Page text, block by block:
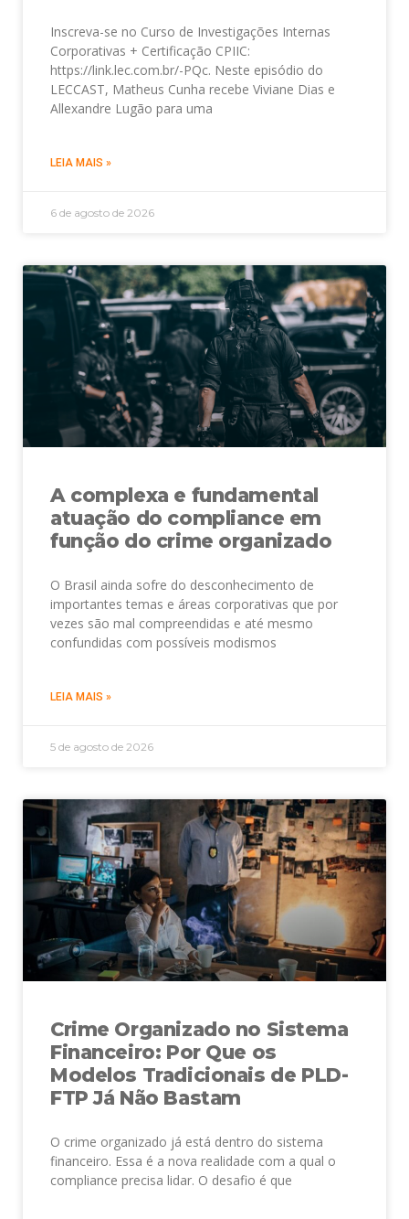
Inscreva-se no Curso de Investigações Internas
Corporativas + Certificação CPIIC:
https://link.lec.com.br/-PQc. Neste episódio do
LECCAST, Matheus Cunha recebe Viviane Dias e
Allexandre Lugão para uma
LEIA MAIS »
6 de agosto de 2026
A complexa e fundamental
atuação do compliance em
função do crime organizado
O Brasil ainda sofre do desconhecimento de
importantes temas e áreas corporativas que por
vezes são mal compreendidas e até mesmo
confundidas com possíveis modismos
LEIA MAIS »
5 de agosto de 2026
Crime Organizado no Sistema
Financeiro: Por Que os
Modelos Tradicionais de PLD-
FTP Já Não Bastam
O crime organizado já está dentro do sistema
financeiro. Essa é a nova realidade com a qual o
compliance precisa lidar. O desafio é que